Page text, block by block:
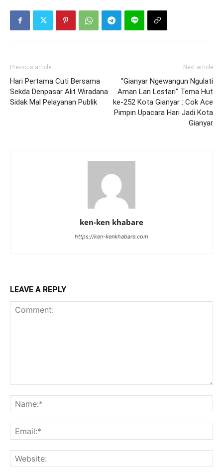
Previous article
Hari Pertama Cuti Bersama
Sekda Denpasar Alit Wiradana
Sidak Mal Pelayanan Publik
Next article
“Gianyar Ngewangun Ngulati
Aman Lan Lestari” Tema Hut
ke-252 Kota Gianyar : Cok Ace
Pimpin Upacara Hari Jadi Kota
Gianyar
ken-ken khabare
https://ken-kenkhabare.com
LEAVE A REPLY